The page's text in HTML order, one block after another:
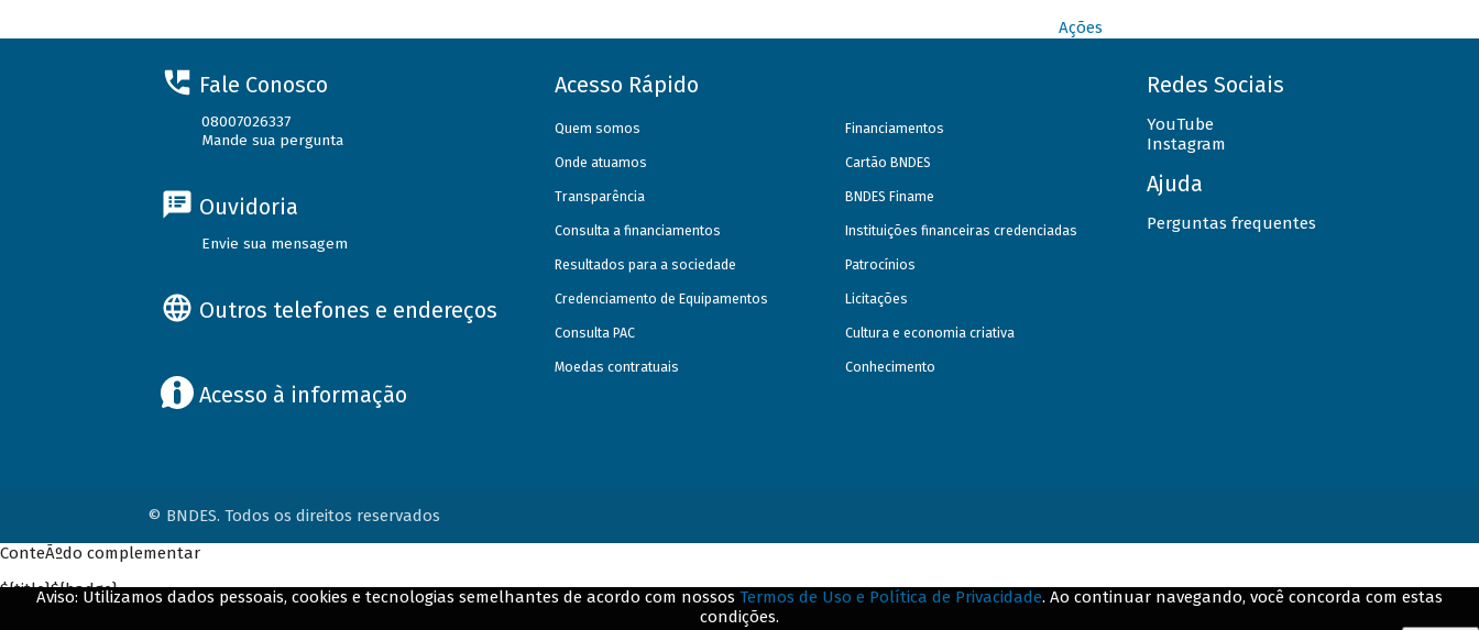
Ações
Fale Conosco
08007026337
Mande sua pergunta
Ouvidoria
Envie sua mensagem
Outros telefones e endereços
Acesso à informação
Acesso Rápido
Quem somos
Onde atuamos
Transparência
Consulta a financiamentos
Resultados para a sociedade
Credenciamento de Equipamentos
Consulta PAC
Moedas contratuais
Financiamentos
Cartão BNDES
BNDES Finame
Instituições financeiras credenciadas
Patrocínios
Licitações
Cultura e economia criativa
Conhecimento
Redes Sociais
YouTube
Instagram
Ajuda
Perguntas frequentes
© BNDES. Todos os direitos reservados
Aviso: Utilizamos dados pessoais, cookies e tecnologias semelhantes de acordo com nossos Termos de Uso e Política de Privacidade. Ao continuar navegando, você concorda com estas
condições.
ConteÃºdo complementar
${title}${badge}